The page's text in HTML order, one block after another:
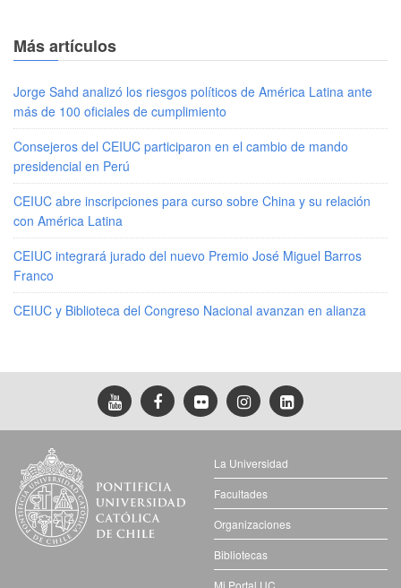
Más artículos
Jorge Sahd analizó los riesgos políticos de América Latina ante
más de 100 oficiales de cumplimiento
Consejeros del CEIUC participaron en el cambio de mando
presidencial en Perú
CEIUC abre inscripciones para curso sobre China y su relación
con América Latina
CEIUC integrará jurado del nuevo Premio José Miguel Barros
Franco
CEIUC y Biblioteca del Congreso Nacional avanzan en alianza
La Universidad
Facultades
Organizaciones
Bibliotecas
Mi Portal UC